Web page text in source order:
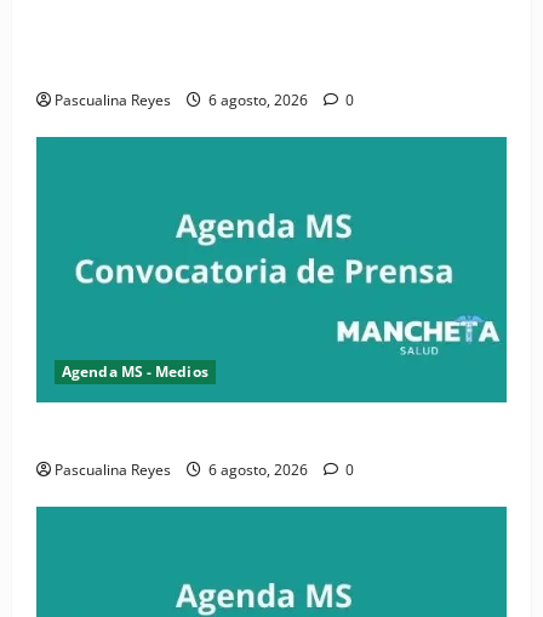
Pascualina Reyes 6 agosto, 2026 0
Agenda MS - Medios
Pascualina Reyes 6 agosto, 2026 0